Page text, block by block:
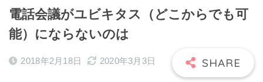
電話会議がユビキタス（どこからでも可
能）にならないのは
2018年2月18日 2020年3月3日